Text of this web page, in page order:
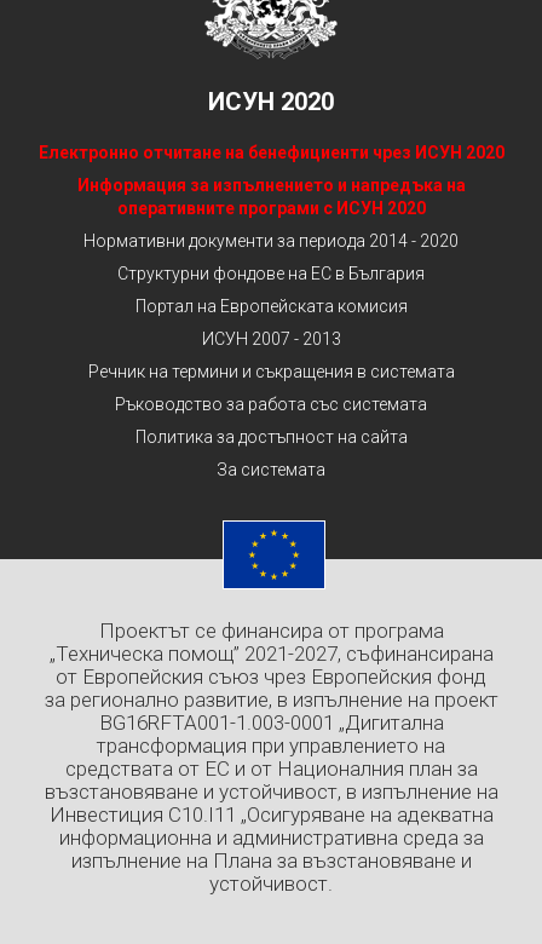
ИСУН 2020
Електронно отчитане на бенефициенти чрез ИСУН 2020
Информация за изпълнението и напредъка на
оперативните програми с ИСУН 2020
Нормативни документи за периода 2014 - 2020
Структурни фондове на ЕС в България
Портал на Европейската комисия
ИСУН 2007 - 2013
Речник на термини и съкращения в системата
Ръководство за работа със системата
Политика за достъпност на сайта
За системата
Проектът се финансира от програма
„Техническа помощ” 2021-2027, съфинансирана
от Европейския съюз чрез Европейския фонд
за регионално развитие, в изпълнение на проект
BG16RFTA001-1.003-0001 „Дигитална
трансформация при управлението на
средствата от ЕС и от Националния план за
възстановяване и устойчивост, в изпълнение на
Инвестиция C10.I11 „Осигуряване на адекватна
информационна и административна среда за
изпълнение на Плана за възстановяване и
устойчивост.